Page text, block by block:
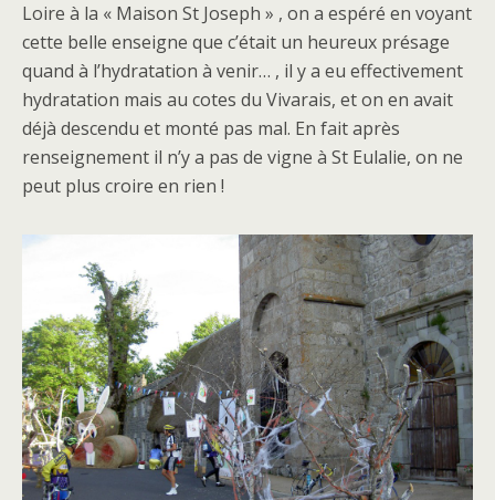
Loire à la « Maison St Joseph » , on a espéré en voyant
cette belle enseigne que c’était un heureux présage
quand à l’hydratation à venir… , il y a eu effectivement
hydratation mais au cotes du Vivarais, et on en avait
déjà descendu et monté pas mal. En fait après
renseignement il n’y a pas de vigne à St Eulalie, on ne
peut plus croire en rien !